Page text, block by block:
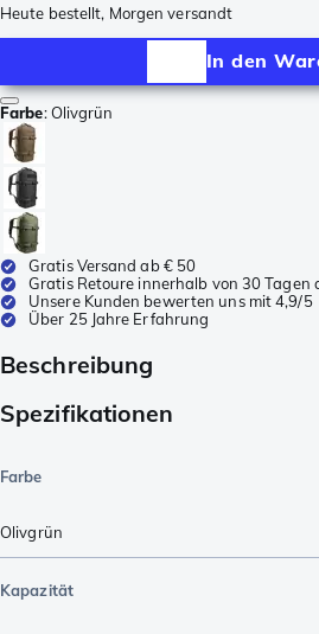
Heute bestellt, Morgen versandt
In den
Farbe:Olivgrün
Gratis Versand ab € 50
Gratis Retoure innerhalb von 30 Tagen
Unsere Kunden bewerten uns mit 4,9/5
Über 25 Jahre Erfahrung
Beschreibung
Spezifikationen
Farbe
Olivgrün
Kapazität